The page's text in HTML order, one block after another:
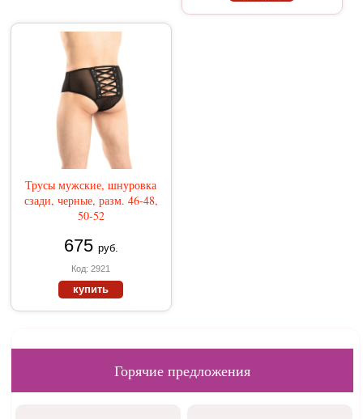
Трусы мужские, шнуровка
сзади, черные, разм. 46-48,
50-52
675 руб.
Код: 2921
купить
Горячие предложения